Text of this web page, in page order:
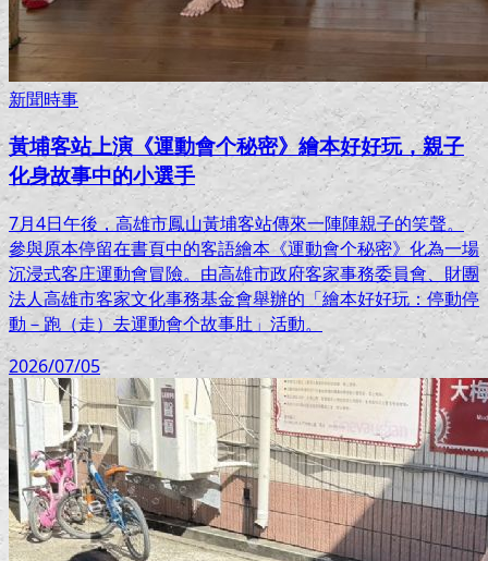
新聞時事
黃埔客站上演《運動會个秘密》繪本好好玩，親子
化身故事中的小選手
7月4日午後，高雄市鳳山黃埔客站傳來一陣陣親子的笑聲。
參與原本停留在書頁中的客語繪本《運動會个秘密》化為一場
沉浸式客庄運動會冒險。由高雄市政府客家事務委員會、財團
法人高雄市客家文化事務基金會舉辦的「繪本好好玩：停動停
動－跑（走）去運動會个故事肚」活動。
2026/07/05